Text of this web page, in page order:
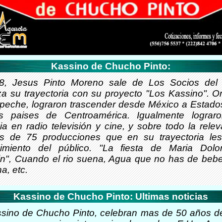
Kassino de Chucho Pinto:
Jesus Pinto Moreno sale de Los Socios del
su trayectoria con su proyecto "Los Kassino".
lograron trascender desde México a
paises de Centroamérica. Igualmente
en radio televisión y cine, y sobre todo la
de 75 producciones que en su trayectoria
del público. "La fiesta de Maria
Cuando el rio suena, Agua que no has de
etc.
Kassino de Chucho Pinto: Ultimas noticias
de Chucho Pinto, celebran mas de 50 años